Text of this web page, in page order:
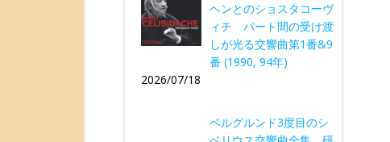
ヘンとのショスタコーヴ
ィチ パート間の受け渡
しが光る交響曲第1番&9
番 (1990, 94年)
2026/07/18
ベルグルンド3度目のシ